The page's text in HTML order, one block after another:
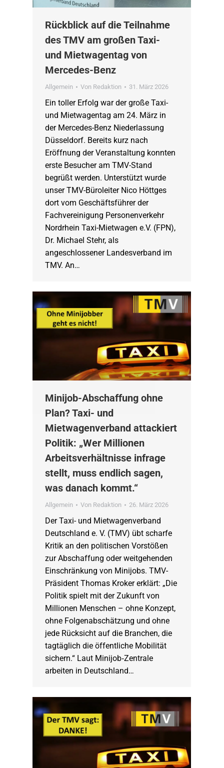
Rückblick auf die Teilnahme
des TMV am großen Taxi-
und Mietwagentag von
Mercedes-Benz
Allgemein Von Redaktion 31. März 2026
Ein toller Erfolg war der große Taxi-
und Mietwagentag am 24. März in
der Mercedes-Benz Niederlassung
Düsseldorf. Bereits kurz nach
Eröffnung der Veranstaltung konnten
erste Besucher am TMV-Stand
begrüßt werden. Unterstützt wurde
unser TMV-Büroleiter Nico Höttges
dort vom Geschäftsführer der
Fachvereinigung Personenverkehr
Nordrhein Taxi-Mietwagen e.V. (FPN),
Dr. Michael Stehr, als
angeschlossener Landesverband im
TMV. An…
Minijob-Abschaffung ohne
Plan? Taxi- und
Mietwagenverband attackiert
Politik: „Wer Millionen
Arbeitsverhältnisse infrage
stellt, muss endlich sagen,
was danach kommt.“
Allgemein Von Redaktion 26. März 2026
Der Taxi- und Mietwagenverband
Deutschland e. V. (TMV) übt scharfe
Kritik an den politischen Vorstößen
zur Abschaffung oder weitgehenden
Einschränkung von Minijobs. TMV-
Präsident Thomas Kroker erklärt: „Die
Politik spielt mit der Zukunft von
Millionen Menschen – ohne Konzept,
ohne Folgenabschätzung und ohne
jede Rücksicht auf die Branchen, die
tagtäglich die öffentliche Mobilität
sichern.“ Laut Minijob‑Zentrale
arbeiten in Deutschland…